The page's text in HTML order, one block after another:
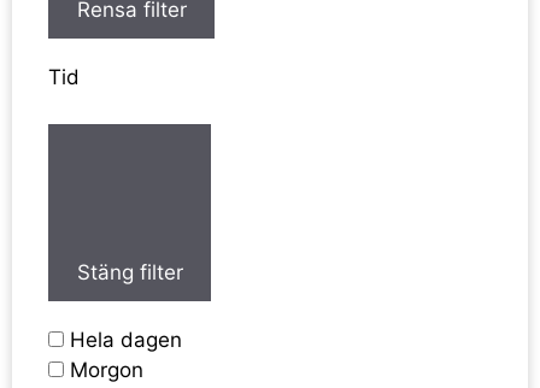
Rensa filter
Tid
Stäng filter
Hela dagen
Morgon